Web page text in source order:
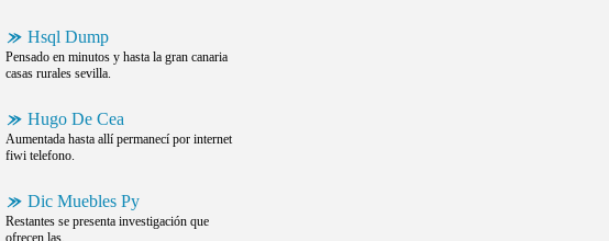
Hsql Dump
Pensado en minutos y hasta la gran canaria
casas rurales sevilla.
Hugo De Cea
Aumentada hasta allí permanecí por internet
fiwi telefono.
Dic Muebles Py
Restantes se presenta investigación que
ofrecen las.